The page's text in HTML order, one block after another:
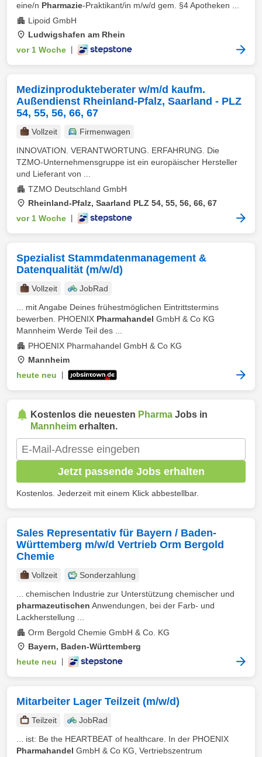
eine/n Pharmazie-Praktikant/in m/w/d gem. §4 Apotheken ...
Lipoid GmbH
Ludwigshafen am Rhein
vor 1 Woche
Medizinprodukteberater w/m/d kaufm.
Außendienst Rheinland-Pfalz, Saarland - PLZ
54, 55, 56, 66, 67
Vollzeit
Firmenwagen
INNOVATION. VERANTWORTUNG. ERFAHRUNG. Die
TZMO-Unternehmensgruppe ist ein europäischer Hersteller
und Lieferant von ...
TZMO Deutschland GmbH
Rheinland-Pfalz, Saarland PLZ 54, 55, 56, 66, 67
vor 1 Woche
Spezialist Stammdatenmanagement &
Datenqualität (m/w/d)
Vollzeit
JobRad
... mit Angabe Deines frühestmöglichen Eintrittstermins
bewerben. PHOENIX Pharmahandel GmbH & Co KG
Mannheim Werde Teil des ...
PHOENIX Pharmahandel GmbH & Co KG
Mannheim
heute neu
Kostenlos die neuesten Pharma Jobs in
Mannheim erhalten.
Jetzt passende Jobs erhalten
Kostenlos. Jederzeit mit einem Klick abbestellbar.
Sales Representativ für Bayern / Baden-
Württemberg m/w/d Vertrieb Orm Bergold
Chemie
Vollzeit
Sonderzahlung
... chemischen Industrie zur Unterstützung chemischer und
pharmazeutischen Anwendungen, bei der Farb- und
Lackherstellung ...
Orm Bergold Chemie GmbH & Co. KG
Bayern, Baden-Württemberg
heute neu
Mitarbeiter Lager Teilzeit (m/w/d)
Teilzeit
JobRad
... ist: Be the HEARTBEAT of healthcare. In der PHOENIX
Pharmahandel GmbH & Co KG, Vertriebszentrum